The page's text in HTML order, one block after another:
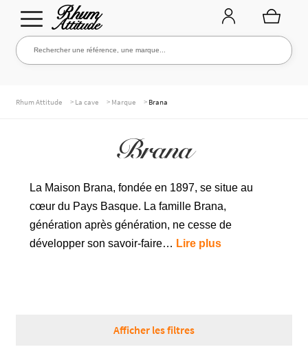
Aller
à
Aller
au
Rechercher une référence, une marque...
Rechercher
WHISKIES & +
Rhum Attitude > La cave > Marque > Brana
Brana
La Maison Brana, fondée en 1897, se situe au
cœur du Pays Basque. La famille Brana,
génération après génération, ne cesse de
développer son savoir-faire… Lire plus
Afficher les filtres